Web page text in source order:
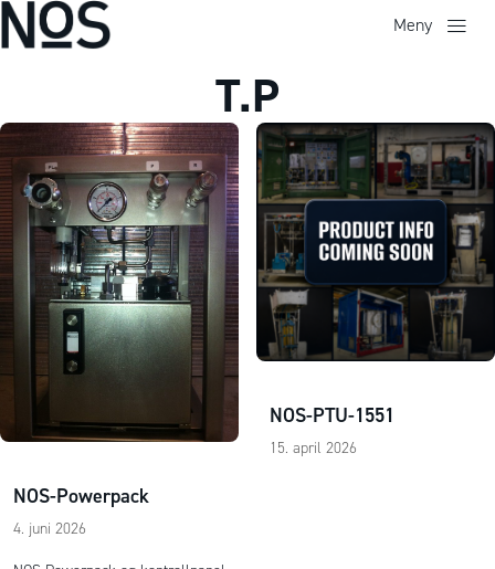
Meny
T.P
NOS-Powerpack
4. juni 2026
NOS-PTU-1551
15. april 2026